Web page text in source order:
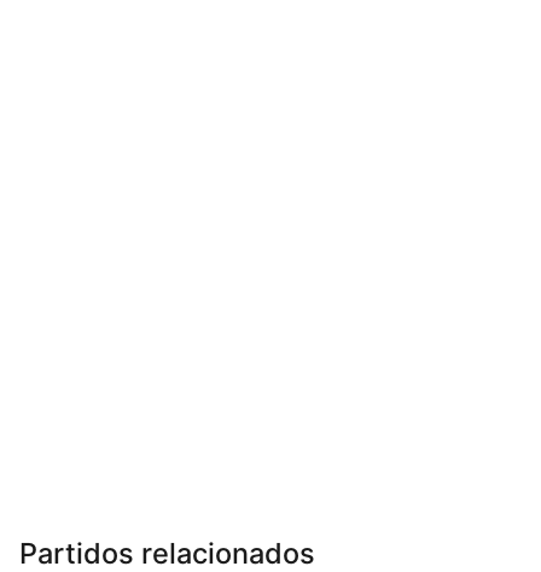
Partidos relacionados